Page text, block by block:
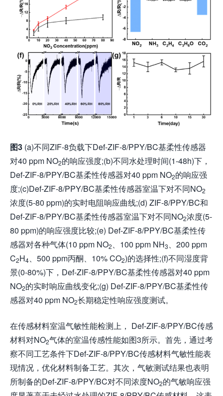
图3 (a)不同ZIF-8负载下Def-ZIF-8/PPY/BC基柔性传感器
对40 ppm NO2的响应强度;(b)不同水处理时间(1-48h)下，
Def-ZIF-8/PPY/BC基柔性传感器对40 ppm NO2的响应强
度;(c)Def-ZIF-8/PPY/BC基柔性传感器室温下对不同NO2
浓度(5-80 ppm)的实时电阻响应曲线;(d) ZIF-8/PPY/BC和
Def-ZIF-8/PPY/BC基柔性传感器室温下对不同NO2浓度(5-
80 ppm)的响应强度比较;(e) Def-ZIF-8/PPY/BC基柔性传
感器对各种气体(10 ppm NO2、100 ppm NH3、200 ppm
C2H4、500 ppm丙酮、10% CO2)的选择性;(f)不同湿度背
景(0-80%)下，Def-ZIF-8/PPY/BC基柔性传感器对40 ppm
NO2的实时响应曲线变化;(g) Def-ZIF-8/PPY/BC基柔性传
感器对40 ppm NO2长期稳定性响应强度测试。
在传感材料室温气敏性能检测上， Def-ZIF-8/PPY/BC传感
材料对NO2气体的室温传感性能如图3所示。首先，通过考
察不同工艺条件下Def-ZIF-8/PPY/BC传感材料气敏性能表
现情况，优化材料制备工艺。其次，气敏测试结果也表明
所制备的Def-ZIF-8/PPY/BC对不同浓度NO2的气敏响应强